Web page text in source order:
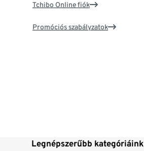
Tchibo Online fiók
Promóciós szabályzatok
Legnépszerűbb kategóriáink